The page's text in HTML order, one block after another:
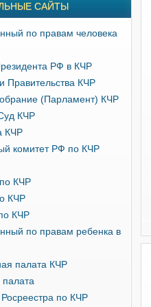
САЙТЫ
по правам человека
РФ в КЧР
Правительства КЧР
(Парламент) КЧР
КЧР
КЧР
комитет РФ по КЧР
КЧР
КЧР
КЧР
по правам ребенка в
палата КЧР
палата
по КЧР